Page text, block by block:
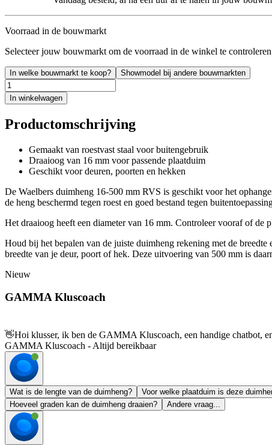
Voorraad in de bouwmarkt
Selecteer jouw bouwmarkt om de voorraad in de winkel te
In welke bouwmarkt te koop? Showmodel bij andere bouwmarkten
In winkelwagen
Productomschrijving
Gemaakt van roestvast staal voor buitengebruik
Draaioog van 16 mm voor passende plaatduim
Geschikt voor deuren, poorten en hekken
De Waelbers duimheng 16-500 mm RVS is geschikt voor het
de heng beschermd tegen roest en goed bestand tegen
Het draaioog heeft een diameter van 16 mm. Controleer vooraf of de
Houd bij het bepalen van de juiste duimheng rekening met de
breedte van je deur, poort of hek. Deze uitvoering van 500 mm is
Nieuw
GAMMA Kluscoach
👋Hoi klusser, ik ben de GAMMA Kluscoach, een handige chatbot,
GAMMA Kluscoach - Altijd bereikbaar
Wat is de lengte van de duimheng? Voor welke plaatduim is deze
Hoeveel graden kan de duimheng draaien?
Andere vraag...